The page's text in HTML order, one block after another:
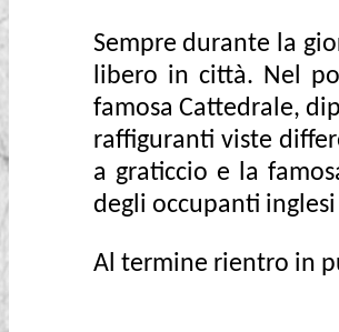
Sempre durante la
libero in città. Nel
famosa Cattedrale,
raffiguranti viste
a graticcio e la
degli occupanti
Al termine rientro in